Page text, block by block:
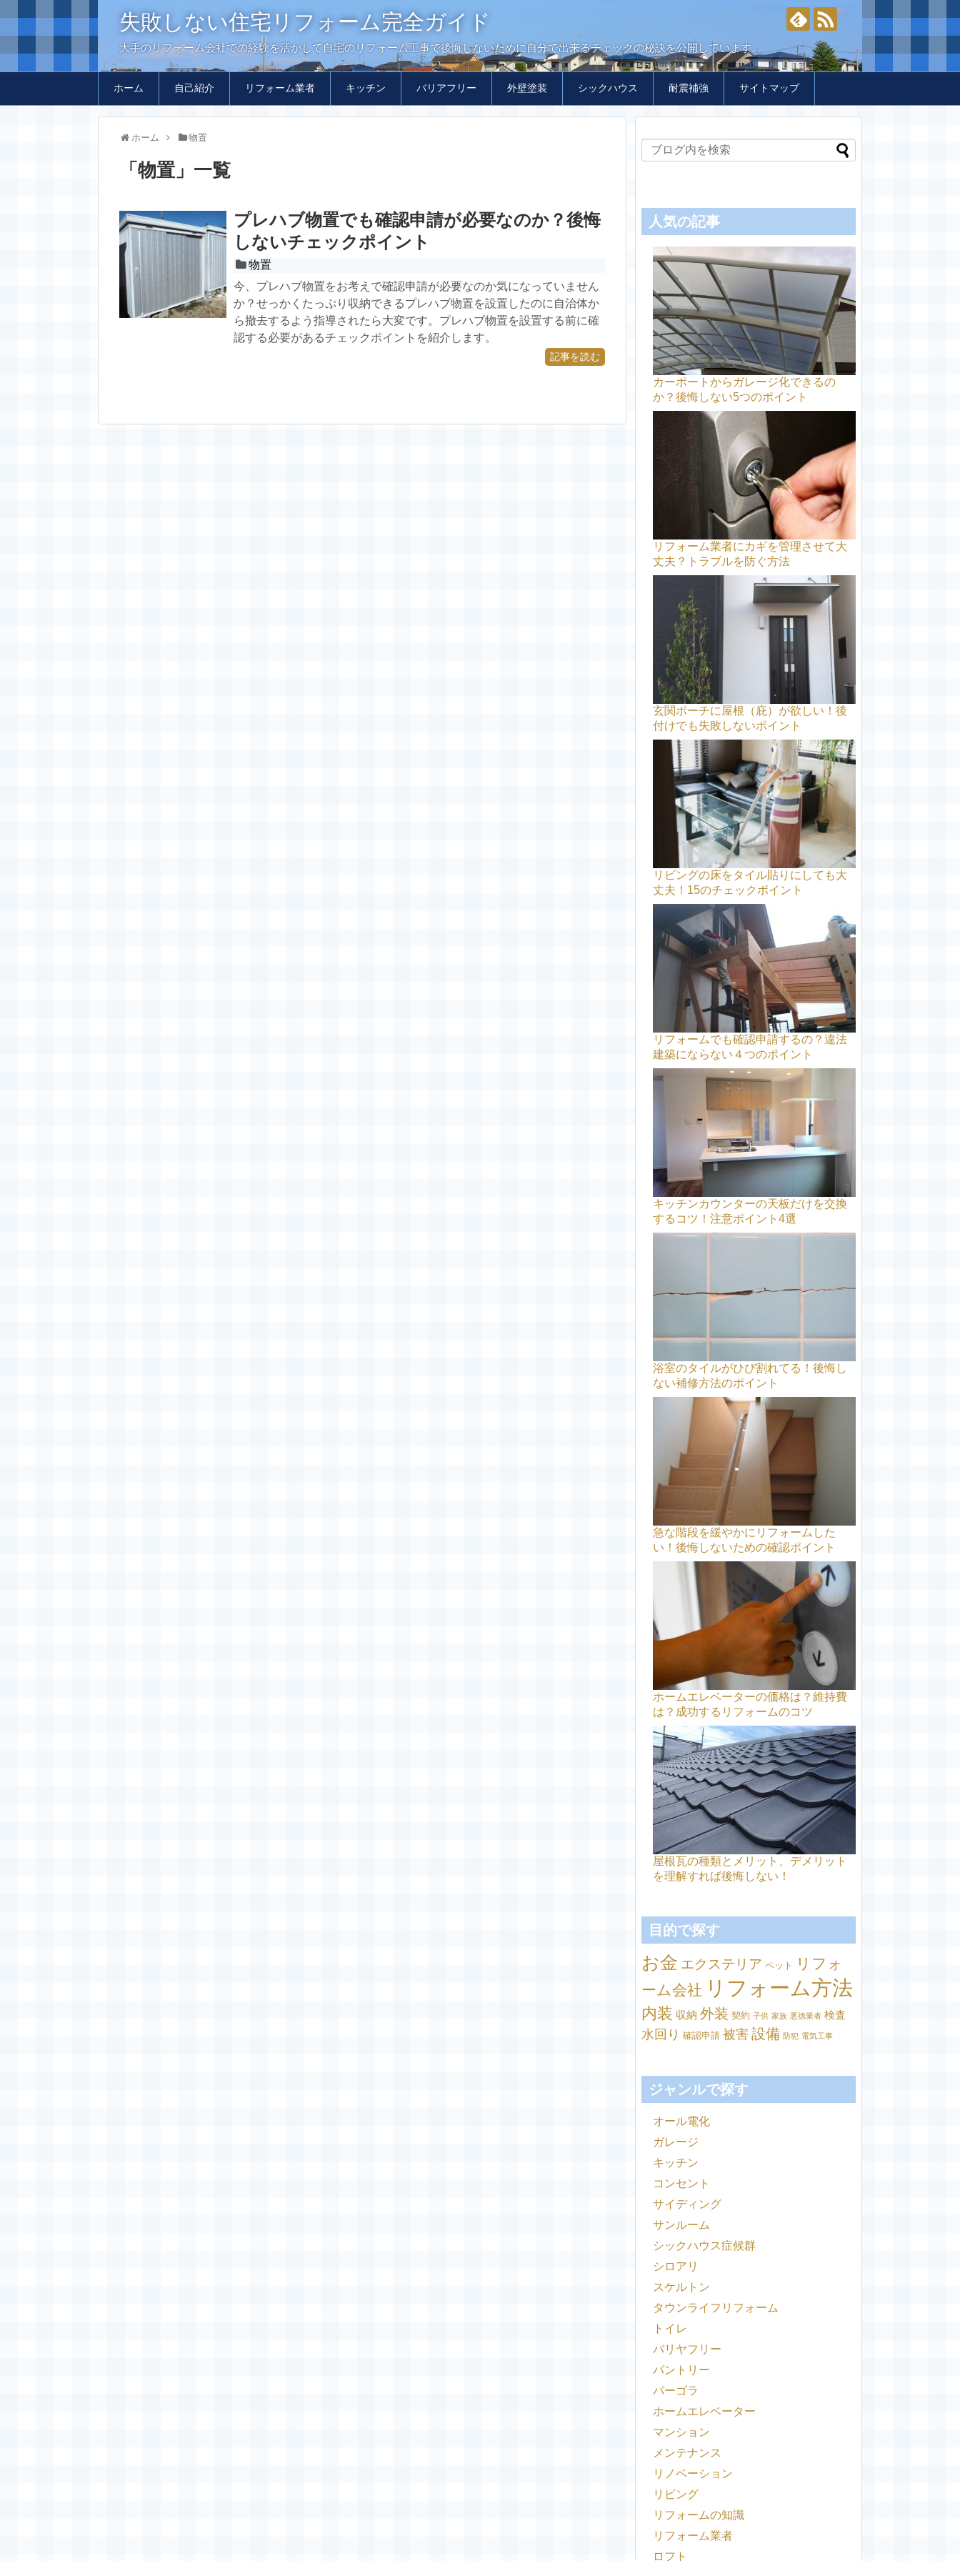
失敗しない住宅リフォーム完全ガイド
大手のリフォーム会社での経験を活かして自宅のリフォーム工事で後悔しないために自分で出来るチェックの秘訣を公開しています。
ホーム 自己紹介 リフォーム業者 キッチン バリアフリー 外壁塗装 シックハウス 耐震補強 サイトマップ
ホーム 物置
「 物置 」 一覧
プレハブ物置でも確認申請が必要なのか？後悔
しないチェックポイント
物置
今、プレハブ物置をお考えで確認申請が必要なのか気になっていません
か？せっかくたっぷり収納できるプレハブ物置を設置したのに自治体か
ら撤去するよう指導されたら大変です。プレハブ物置を設置する前に確
認する必要があるチェックポイントを紹介します。
記事を読む
人気の記事
カーポートからガレージ化できるの
か？後悔しない5つのポイント
リフォーム業者にカギを管理させて大
丈夫？トラブルを防ぐ方法
玄関ポーチに屋根（庇）が欲しい！後
付けでも失敗しないポイント
リビングの床をタイル貼りにしても大
丈夫！15のチェックポイント
リフォームでも確認申請するの？違法
建築にならない４つのポイント
キッチンカウンターの天板だけを交換
するコツ！注意ポイント4選
浴室のタイルがひび割れてる！後悔し
ない補修方法のポイント
急な階段を緩やかにリフォームした
い！後悔しないための確認ポイント
ホームエレベーターの価格は？維持費
は？成功するリフォームのコツ
屋根瓦の種類とメリット、デメリット
を理解すれば後悔しない！
目的で探す
お金 エクステリア ペット
リフォ
ーム会社 リフォーム方法
内装 収納 外装 契約 子供 家族 悪徳業者 検査
水回り 確認申請 被害 設備 防犯 電気工事
ジャンルで探す
オール電化
ガレージ
キッチン
コンセント
サイディング
サンルーム
シックハウス症候群
シロアリ
スケルトン
タウンライフリフォーム
トイレ
バリヤフリー
パントリー
パーゴラ
ホームエレベーター
マンション
メンテナンス
リノベーション
リビング
リフォームの知識
リフォーム業者
ロフト